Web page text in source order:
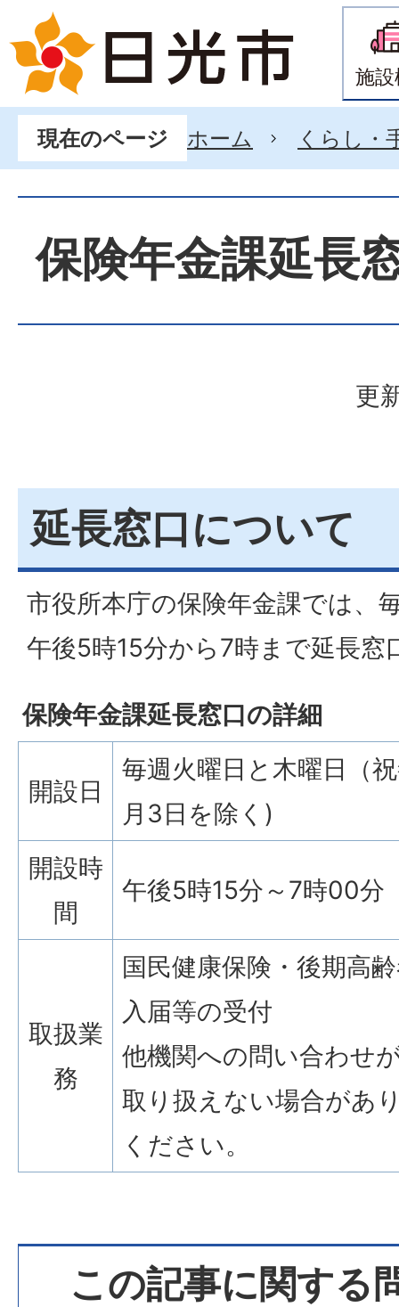
施
現在のページ ホーム くらし・
保険年金課延長
更
延長窓口について
市役所本庁の保険年金課では、
午後5時15分から7時まで延長窓
保険年金課延長窓口の詳細
開設日
毎週火曜日と木曜日（
月3日を除く)
開設時
間
午後5時15分～7時00分
取扱業
務
国民健康保険・後期高
入届等の受付
他機関への問い合わせ
取り扱えない場合があ
ください。
この記事に関する